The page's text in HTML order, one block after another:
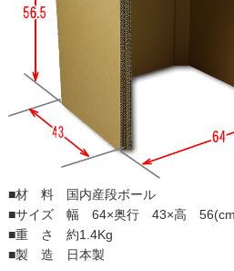
■材 料 国内産段ボール
■サイズ 幅 64×奥行 43×高
■重 さ 約1.4Kg
■製 造 日本製